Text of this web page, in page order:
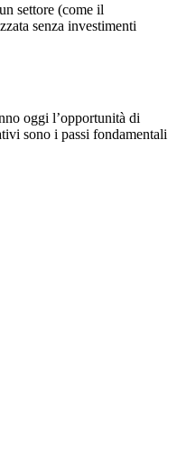
settore (come il
senza investimenti
oggi l’opportunità di
sono i passi fondamentali